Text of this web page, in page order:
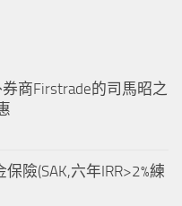
商Firstrade的司馬昭之
險(SAK,六年IRR>2%練